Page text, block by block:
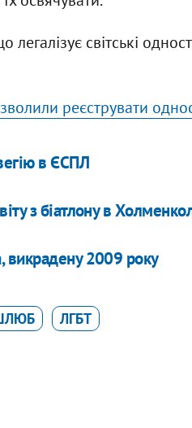
світські
реєструвати
в ЄСПЛ
з біатлону в
викрадену 2009 року
ЛГБТ